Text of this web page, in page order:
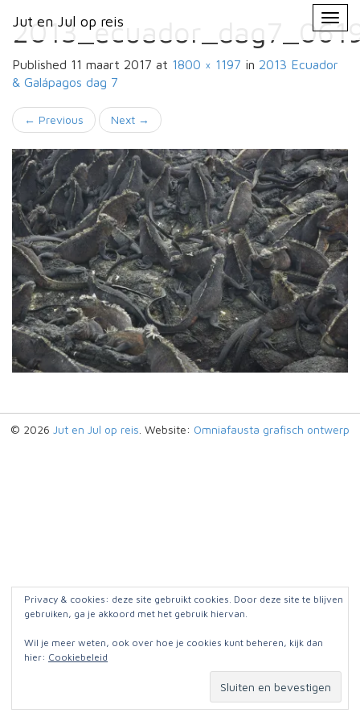
Jut en Jul op reis
Primary
Menu
Jut en Jul op reis
Published 11 maart 2017 at 1800 × 1197 in 2013 Ecuador
& Galápagos dag 7
← Previous Next →
© 2026 Jut en Jul op reis . Website: Omniafausta grafisch ontwerp
Privacy & cookies: deze site gebruikt cookies. Door deze site te blijven
gebruiken, ga je akkoord met het gebruik hiervan.
Wil je meer weten, ook over hoe je cookies kunt beheren, kijk dan
hier: Cookiebeleid